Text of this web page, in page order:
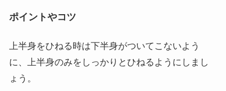
ポイントやコツ
上半身をひねる時は下半身がついてこないよう
に、上半身のみをしっかりとひねるようにしまし
ょう。